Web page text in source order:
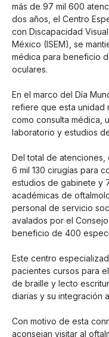
más de 97 mil 600
dos años, el Centro
con Discapacidad
México (ISEM), se
médica para beneficio
oculares.
En el marco del Día
refiere que esta unidad
como consulta médica,
laboratorio y estudios
Del total de atenciones,
6 mil 130 cirugías para
estudios de gabinete y
académicas de
personal de servicio
avalados por el
beneficio de 400
Este centro
pacientes cursos para
de braille y lecto
diarias y su integración
Con motivo de esta
aconsejan visitar al